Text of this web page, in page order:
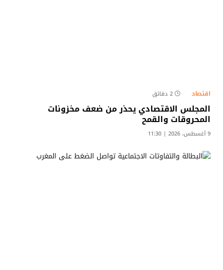
اقتصاد 2 دقائق
المجلس الاقتصادي يحذر من ضعف مخزونات
المحروقات والقمح
9 أغسطس، 2026 | 11:30